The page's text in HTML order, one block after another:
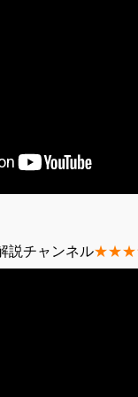
説チャンネル